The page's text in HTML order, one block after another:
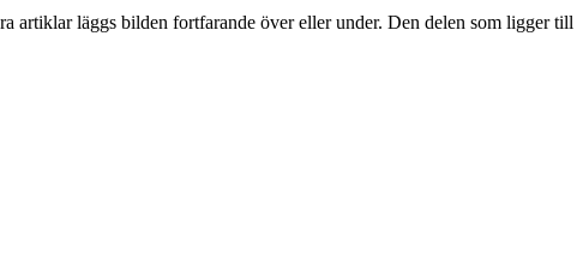
artiklar läggs bilden fortfarande över eller under. Den delen som ligger till